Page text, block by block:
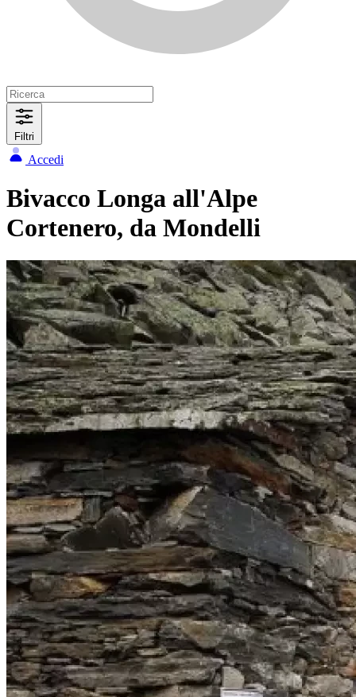
Filtri
Accedi
Bivacco Longa all'Alpe
Cortenero, da Mondelli